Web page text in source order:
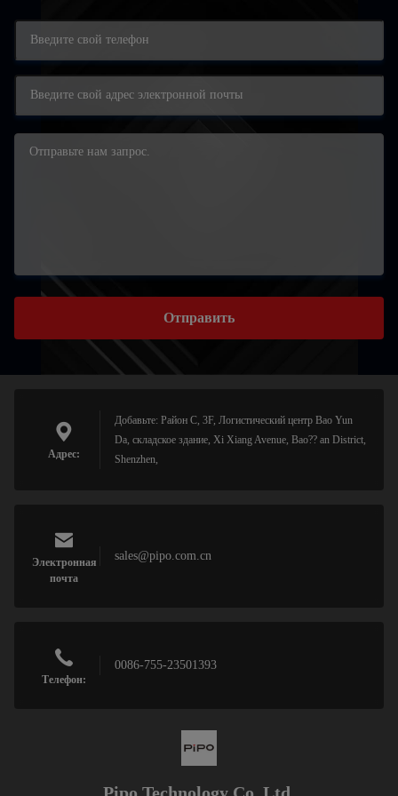
Отправить
Адрес:
Добавьте: Район C, 3F, Логистический центр Bao Yun
Da, складское здание, Xi Xiang Avenue, Bao?? an District,
Shenzhen,
Электронная
почта
sales@pipo.com.cn
Телефон:
0086-755-23501393